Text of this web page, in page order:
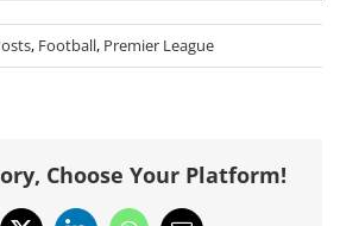
, Football, Premier League
Choose Your Platform!